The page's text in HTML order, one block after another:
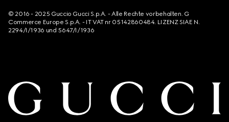
© 2016 - 2025 Guccio Gucci S.p.A. - Alle Rechte vorbehalten. G
Commerce Europe S.p.A. - IT VAT nr 05142860484. LIZENZ SIAE N.
2294/I/1936 und 5647/I/1936